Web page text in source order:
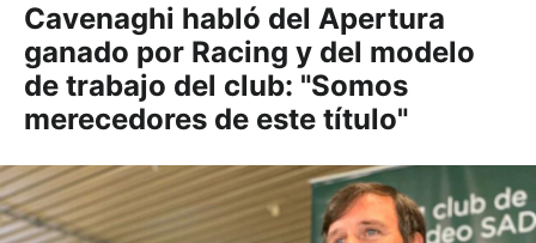
Cavenaghi habló del Apertura
ganado por Racing y del modelo
de trabajo del club: "Somos
merecedores de este título"